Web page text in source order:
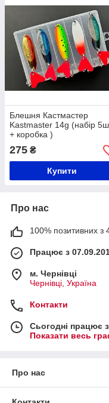
Блешня Кастмастер
Kastmaster 14g (набір
+ коробка )
275 ₴
Купити
Про нас
100% позитивних з
Працює з
м. Чернівці
Чернівці, Україна
Контакти
Сьогодні працює
Показати весь
Про нас